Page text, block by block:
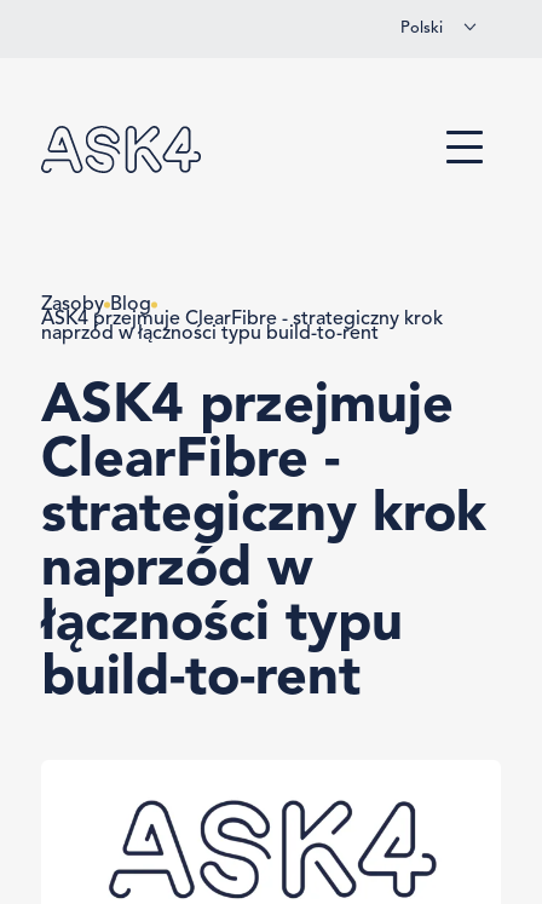
Polski
Menu
Zasoby Blog
ASK4 przejmuje ClearFibre - strategiczny krok
naprzód w łączności typu build-to-rent
ASK4 przejmuje
ClearFibre -
strategiczny krok
naprzód w
łączności typu
build-to-rent